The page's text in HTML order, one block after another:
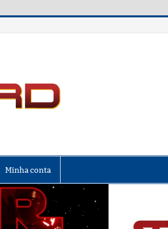
Minha conta